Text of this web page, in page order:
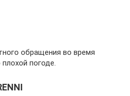
обращения во время
погоде.